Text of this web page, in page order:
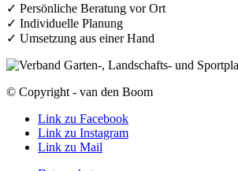
✓ Persönliche Beratung vor Ort
✓ Individuelle Planung
✓ Umsetzung aus einer Hand
© Copyright - van den Boom
Link zu Facebook
Link zu Instagram
Link zu Mail